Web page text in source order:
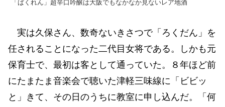
「ばくれん」超辛口吟醸は大阪でもなかなか見ないレア地酒
実は久保さん、数奇ないきさつで「ろくだん」を
任されることになった二代目女将である。しかも元
保育士で、最初は客として通っていた。８年ほど前
にたまたま音楽会で聴いた津軽三味線に「ビビッ
と」きて、その日のうちに教室に申し込んだ。「何